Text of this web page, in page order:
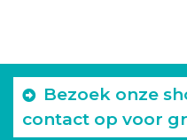
Bezoek onze
contact op voor